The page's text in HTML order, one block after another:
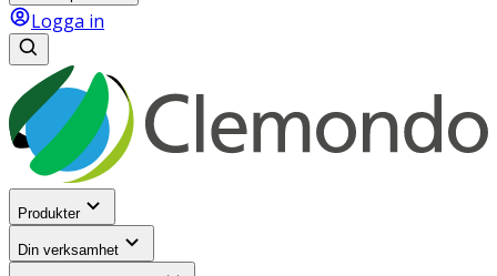
Logga in
Produkter
Din verksamhet